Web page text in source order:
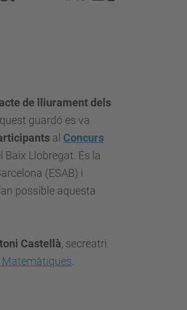
acte de lliurament dels
guardó es va
al Concurs
Baix Llobregat. És la
(ESAB) i
possible aquesta
Castellà, secreatri